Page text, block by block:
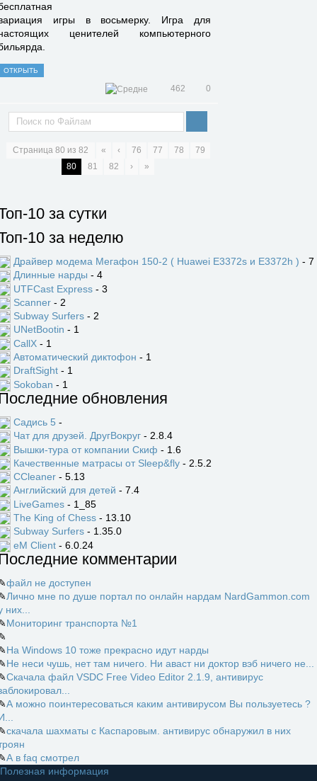
игры в восьмерку. Игра для
ценителей компьютерного
ОТКРЫТЬ
462 0
Страница 80 из 82 « ‹ 76 77 78
79
80
81 82 › »
10 за сутки
10 за неделю
Драйвер модема Мегафон 150-2 ( Huawei E3372s и E3372h ) - 7
Длинные нарды - 4
UTFCast Express - 3
Scanner - 2
Subway Surfers - 2
UNetBootin - 1
CallX - 1
Автоматический диктофон - 1
DraftSight - 1
Sokoban - 1
обновления
Садись 5 -
Чат для друзей. ДругВокруг - 2.8.4
Вышки-тура от компании Скиф - 1.6
Качественные матрасы от Sleep&fly - 2.5.2
CCleaner - 5.13
Английский для детей - 7.4
LiveGames - 1_85
The King of Chess - 13.10
Subway Surfers - 1.35.0
eM Client - 6.0.24
комментарии
файл не доступен
Лично мне по душе портал по онлайн нардам NardGammon.com
них...
Мониторинг транспорта №1
На Windows 10 тоже прекрасно идут нарды
Не неси чушь, нет там ничего. Ни аваст ни доктор вэб ничего не...
Скачала файл VSDC Free Video Editor 2.1.9, антивирус
А можно поинтересоваться каким антивирусом Вы пользуетесь ?
скачала шахматы с Каспаровым. антивирус обнаружил в них
А в faq смотрел
Полезная информация